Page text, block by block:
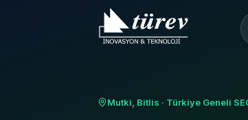
Mutki, Bitlis · Türkiye Geneli